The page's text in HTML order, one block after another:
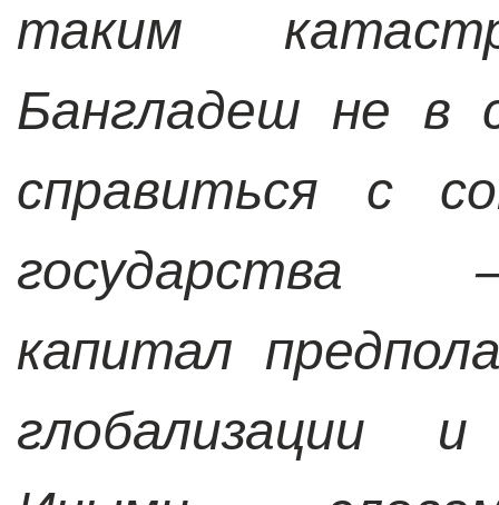
таким
Бангладеш не в
справиться с
государства –
капитал
глобализации